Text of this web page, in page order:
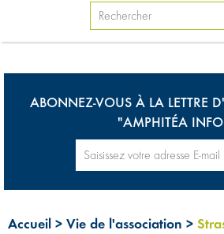
ABONNEZ-VOUS À LA LETTRE
"AMPHITÉA
Accueil > Vie de l'association >